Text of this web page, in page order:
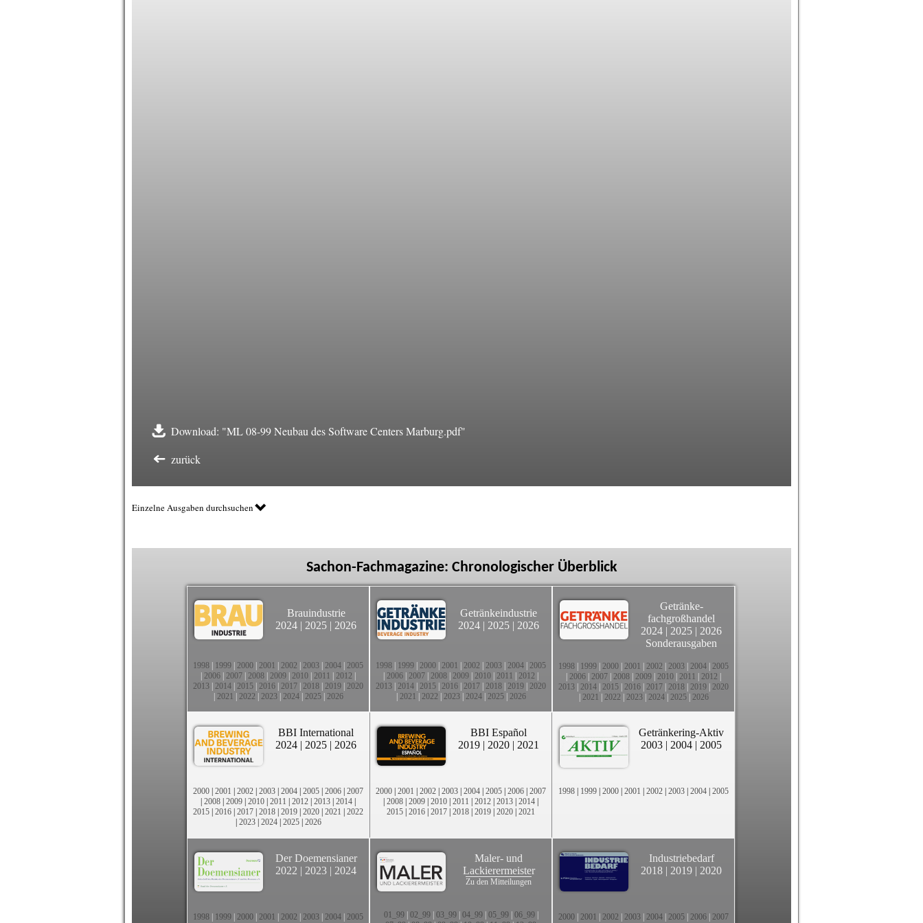
Download: "ML 08-99 Neubau des Software Centers Marburg.pdf"
zurück
Einzelne Ausgaben durchsuchen
Sachon-Fachmagazine: Chronologischer Überblick
Brauindustrie
2024 | 2025 | 2026
1998 1999 2000 2001 2002 2003 2004 2005
2006 2007 2008 2009 2010 2011 2012
2013 2014 2015 2016 2017 2018 2019 2020
2021 2022 2023| 2024| 2025| 2026
Getränkeindustrie
2024 | 2025 | 2026
1998 1999 2000 2001 2002 2003 2004 2005
2006 2007 2008 2009 2010 2011 2012
2013 2014 2015 2016 2017 2018 2019 2020
2021 2022 2023| 2024| 2025| 2026
Getränke-
fachgroßhandel
2024 | 2025 | 2026
Sonderausgaben
1998 1999 2000 2001 2002 2003 2004 2005
2006 2007 2008 2009 2010 2011 2012
2013 2014 2015 2016 2017 2018 2019 2020
2021 2022 2023| 2024| 2025| 2026
BBI International
2024 | 2025 | 2026
2000 | 2001 | 2002 | 2003 | 2004 | 2005 | 2006 | 2007
| 2008 | 2009 | 2010 | 2011 | 2012 | 2013 | 2014 |
2015 | 2016 | 2017 | 2018 | 2019 | 2020 | 2021 | 2022
| 2023| 2024| 2025| 2026
BBI Español
2019 | 2020 | 2021
2000 | 2001 | 2002 | 2003 | 2004 | 2005 | 2006 | 2007
| 2008 | 2009 | 2010 | 2011 | 2012 | 2013 | 2014 |
2015 | 2016 | 2017 | 2018 | 2019 | 2020 | 2021
Getränkering-Aktiv
2003 | 2004 | 2005
1998 | 1999 | 2000 | 2001 | 2002 | 2003 | 2004 | 2005
Der Doemensianer
2022 | 2023 | 2024
1998 1999 2000 2001 2002 2003 2004 2005
Maler- und
Lackierermeister
Zu den Mitteilungen
01_99| 02_99| 03_99| 04_99| 05_99| 06_99|
Industriebedarf
2018 | 2019 | 2020
2000 2001 2002 2003 2004 2005 2006 2007